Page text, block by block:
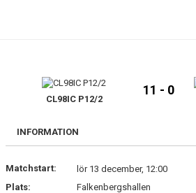
BILDGALLERI
KONTAKT
CL98IC P12/2
11 - 0
INFORMATION
Matchstart:
lör 13 december, 12:00
Plats:
Falkenbergshallen